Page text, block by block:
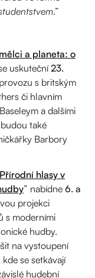
.”
a planeta: o
uskuteční23.
s britským
či hlavním
a dalšími
také
Barbory
Přírodní hlasy v
” nabídne 6. a
projekci
s moderními
hudby.
na vystoupení
kde se setkávají
hudební